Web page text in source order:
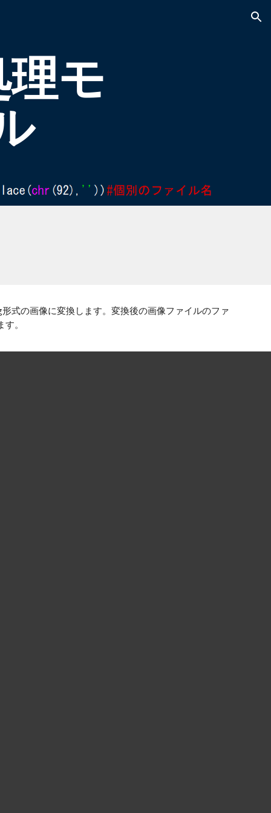
モ
式の画像に変換します。変換後の画像ファイルのファ
。